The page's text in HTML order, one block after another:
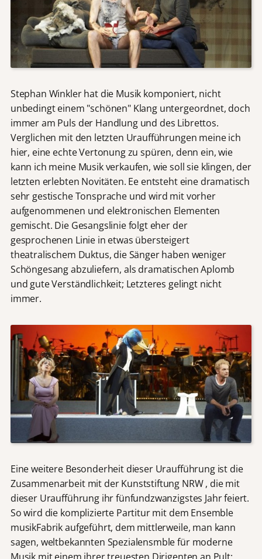
Stephan Winkler hat die Musik komponiert, nicht
unbedingt einem "schönen" Klang untergeordnet, doch
immer am Puls der Handlung und des Librettos.
Verglichen mit den letzten Uraufführungen meine ich
hier, eine echte Vertonung zu spüren, denn ein, wie
kann ich meine Musik verkaufen, wie soll sie klingen, der
letzten erlebten Novitäten. Ee entsteht eine dramatisch
sehr gestische Tonsprache und wird mit vorher
aufgenommenen und elektronischen Elementen
gemischt. Die Gesangslinie folgt eher der
gesprochenen Linie in etwas übersteigert
theatralischem Duktus, die Sänger haben weniger
Schöngesang abzuliefern, als dramatischen Aplomb
und gute Verständlichkeit; Letzteres gelingt nicht
immer.
Eine weitere Besonderheit dieser Uraufführung ist die
Zusammenarbeit mit der Kunststiftung NRW , die mit
dieser Uraufführung ihr fünfundzwanzigstes Jahr feiert.
So wird die komplizierte Partitur mit dem Ensemble
musikFabrik aufgeführt, dem mittlerweile, man kann
sagen, weltbekannten Spezialensmble für moderne